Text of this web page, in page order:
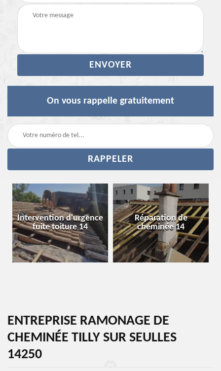
On vous rappelle gratuitement
Intervention d'urgence
fuite toiture 14
Réparation de
cheminée 14
ENTREPRISE RAMONAGE DE
CHEMINÉE TILLY SUR SEULLES
14250